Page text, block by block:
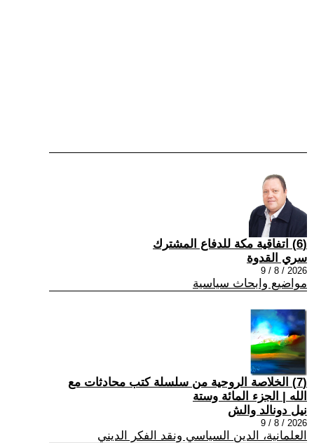
(6) اتفاقية مكة للدفاع المشترك
سري القدوة
2026 / 8 / 9
مواضيع وابحاث سياسية
(7) الخلاصة الروحية من سلسلة كتب محادثات مع
الله | الجزء المائة وستة
نيل دونالد والش
2026 / 8 / 9
العلمانية، الدين السياسي ونقد الفكر الديني